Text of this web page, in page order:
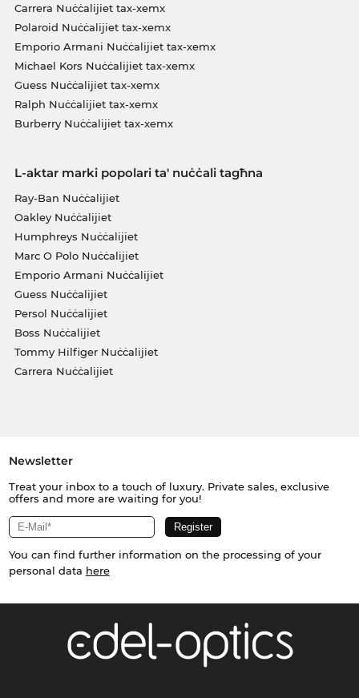
Carrera Nuċċalijiet tax-xemx
Polaroid Nuċċalijiet tax-xemx
Emporio Armani Nuċċalijiet tax-xemx
Michael Kors Nuċċalijiet tax-xemx
Guess Nuċċalijiet tax-xemx
Ralph Nuċċalijiet tax-xemx
Burberry Nuċċalijiet tax-xemx
L-aktar marki popolari ta' nuċċali tagħna
Ray-Ban Nuċċalijiet
Oakley Nuċċalijiet
Humphreys Nuċċalijiet
Marc O Polo Nuċċalijiet
Emporio Armani Nuċċalijiet
Guess Nuċċalijiet
Persol Nuċċalijiet
Boss Nuċċalijiet
Tommy Hilfiger Nuċċalijiet
Carrera Nuċċalijiet
Newsletter
Treat your inbox to a touch of luxury. Private sales, exclusive
offers and more are waiting for you!
You can find further information on the processing of your
personal data here